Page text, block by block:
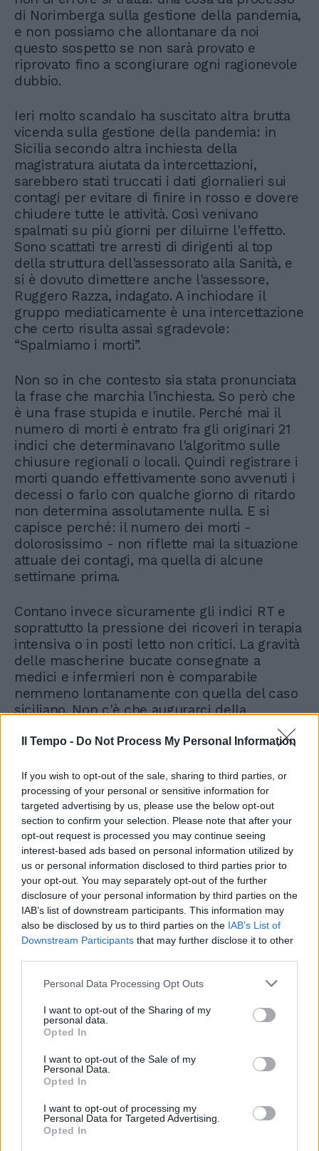
Il Tempo - Do Not Process My Personal Information
If you wish to opt-out of the sale, sharing to third parties, or
processing of your personal or sensitive information for
targeted advertising by us, please use the below opt-out
section to confirm your selection. Please note that after your
opt-out request is processed you may continue seeing
interest-based ads based on personal information utilized by
us or personal information disclosed to third parties prior to
your opt-out. You may separately opt-out of the further
disclosure of your personal information by third parties on the
IAB’s list of downstream participants. This information may
also be disclosed by us to third parties on the IAB’s List of
Downstream Participants that may further disclose it to other
Personal Data Processing Opt Outs
I want to opt-out of the Sharing of my
personal data.
Opted In
I want to opt-out of the Sale of my
Personal Data.
Opted In
I want to opt-out of processing my
Personal Data for Targeted Advertising.
Opted In
di Norimberga sulla gestione della pandemia,
e non possiamo che allontanare da noi
questo sospetto se non sarà provato e
riprovato fino a scongiurare ogni ragionevole
dubbio.
Ieri molto scandalo ha suscitato altra brutta
vicenda sulla gestione della pandemia: in
Sicilia secondo altra inchiesta della
magistratura aiutata da intercettazioni,
sarebbero stati truccati i dati giornalieri sui
contagi per evitare di finire in rosso e dovere
chiudere tutte le attività. Così venivano
spalmati su più giorni per diluirne l'effetto.
Sono scattati tre arresti di dirigenti al top
della struttura dell'assessorato alla Sanità, e
si è dovuto dimettere anche l'assessore,
Ruggero Razza, indagato. A inchiodare il
gruppo mediaticamente è una intercettazione
che certo risulta assai sgradevole:
“Spalmiamo i morti”.
Non so in che contesto sia stata pronunciata
la frase che marchia l'inchiesta. So però che
è una frase stupida e inutile. Perché mai il
numero di morti è entrato fra gli originari 21
indici che determinavano l'algoritmo sulle
chiusure regionali o locali. Quindi registrare i
morti quando effettivamente sono avvenuti i
decessi o farlo con qualche giorno di ritardo
non determina assolutamente nulla. E si
capisce perché: il numero dei morti -
dolorosissimo - non riflette mai la situazione
attuale dei contagi, ma quella di alcune
settimane prima.
Contano invece sicuramente gli indici RT e
soprattutto la pressione dei ricoveri in terapia
intensiva o in posti letto non critici. La gravità
delle mascherine bucate consegnate a
medici e infermieri non è comparabile
nemmeno lontanamente con quella del caso
siciliano. Non c'è che augurarci della
dell'inchiesta. Oggi possiamo solo ringraziare
quel sequestro di 65 milioni di mascherine di
mandare a mani nude contro il virus altre
decine di migliaia dei nostri eroi in corsia.
Arcuri ha dato 190 milioni di
mascherine pericolose a
medici e infermieri